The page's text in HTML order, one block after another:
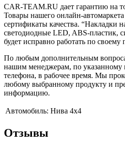
CAR-TEAM.RU дает гарантию на
Товары нашего онлайн-
сертификаты качества. “Накладки
светодиодные LED, ABS-пластик,
будет исправно работать по своему
По любым дополнительным
нашим менеджерам, по указанному
телефона, в рабочее время. Мы
любому выбранному продукту и
информацию.
Автомобиль: Нива 4x4
Отзывы